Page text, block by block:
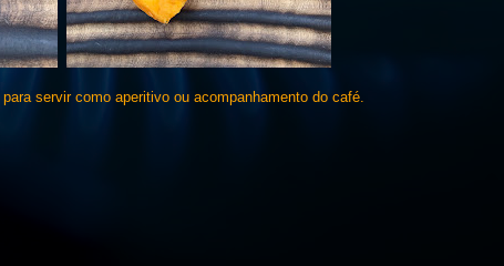
servir como aperitivo ou acompanhamento do café.